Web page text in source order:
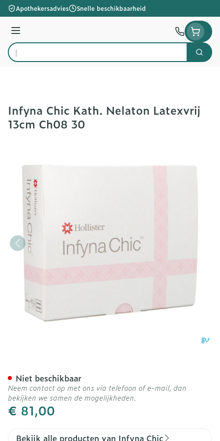
Ga naar de inhoud
Apothekersadvies Snelle beschikbaarheid
Menu
Product, merk, categorie...
Zoek
Infyna Chic Kath. Nelaton Latexvrij
13cm Ch08 30
€ 81,00
Niet beschikbaar
Neem contact op met ons via telefoon of e-mail, dan
bekijken we samen de mogelijkheden.
Bekijk alle producten van Infyna Chic